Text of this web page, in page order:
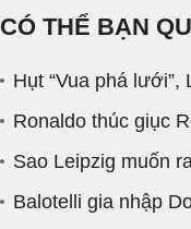
CÓ THỂ BẠN
Hụt “Vua phá
Ronaldo thúc giục
Sao Leipzig muốn
Balotelli gia nhập